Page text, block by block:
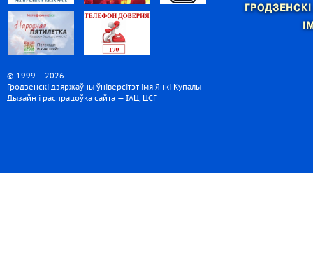
© 1999 – 2026
Гродзенскі дзяржаўны ўніверсітэт імя Янкі Купалы
Дызайн і распрацоўка сайта — ІАЦ, ЦСГ